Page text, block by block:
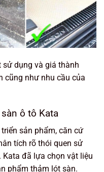
dụng và giá thành
cũng như nhu cầu của
ô tô Kata
sản phẩm, căn cứ
tích rõ thói quen sử
đã lựa chọn vật liệu
phẩm thảm lót sàn.